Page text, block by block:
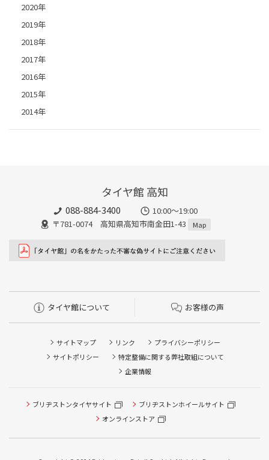
2020年
2019年
2018年
2017年
2016年
2015年
2014年
タイヤ館 高知
088-884-3400
10:00〜19:00
〒781-0074 高知県高知市南金田1-43
Map
タイヤ館について お客様の声
サイトマップ リンク
プライバシーポリシー
サイトポリシー
特定整備に関する弊社取組について
企業情報
ブリヂストンタイヤサイト
ブリヂストンホイールサイト
オンラインストア